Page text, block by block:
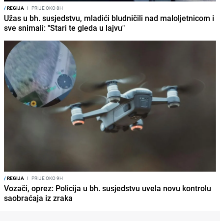
/REGIJA I PRIJE OKO 8H
Užas u bh. susjedstvu, mladići bludničili nad maloljetnicom i
sve snimali: "Stari te gleda u lajvu"
/REGIJA I PRIJE OKO 9H
Vozači, oprez: Policija u bh. susjedstvu uvela novu kontrolu
saobraćaja iz zraka